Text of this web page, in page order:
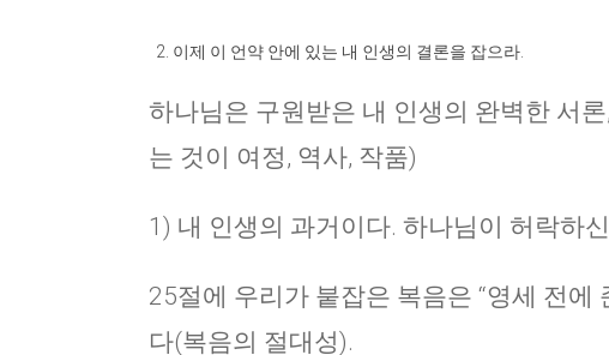
이제 이 언약 안에 있는 내 인생의 결론을 잡으라.
하나님은 구원받은 내 인생의 완벽한 서
는 것이 여정, 역사, 작품)
1) 내 인생의 과거이다. 하나님이 허락하
25절에 우리가 붙잡은 복음은 “영세 전에
다(복음의 절대성).